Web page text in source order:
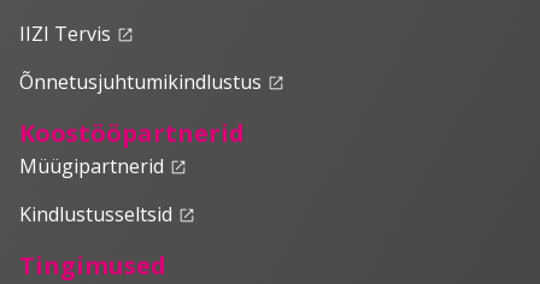
IIZI Tervis launch
Õnnetusjuhtumikindlustus launch
Koostööpartnerid
Müügipartnerid launch
Kindlustusseltsid launch
Tingimused